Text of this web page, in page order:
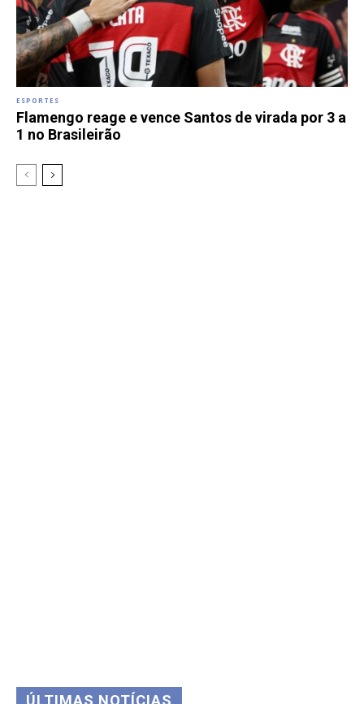
ESPORTES
Flamengo reage e vence Santos de virada por 3 a
1 no Brasileirão
ÚLTIMAS NOTÍCIAS